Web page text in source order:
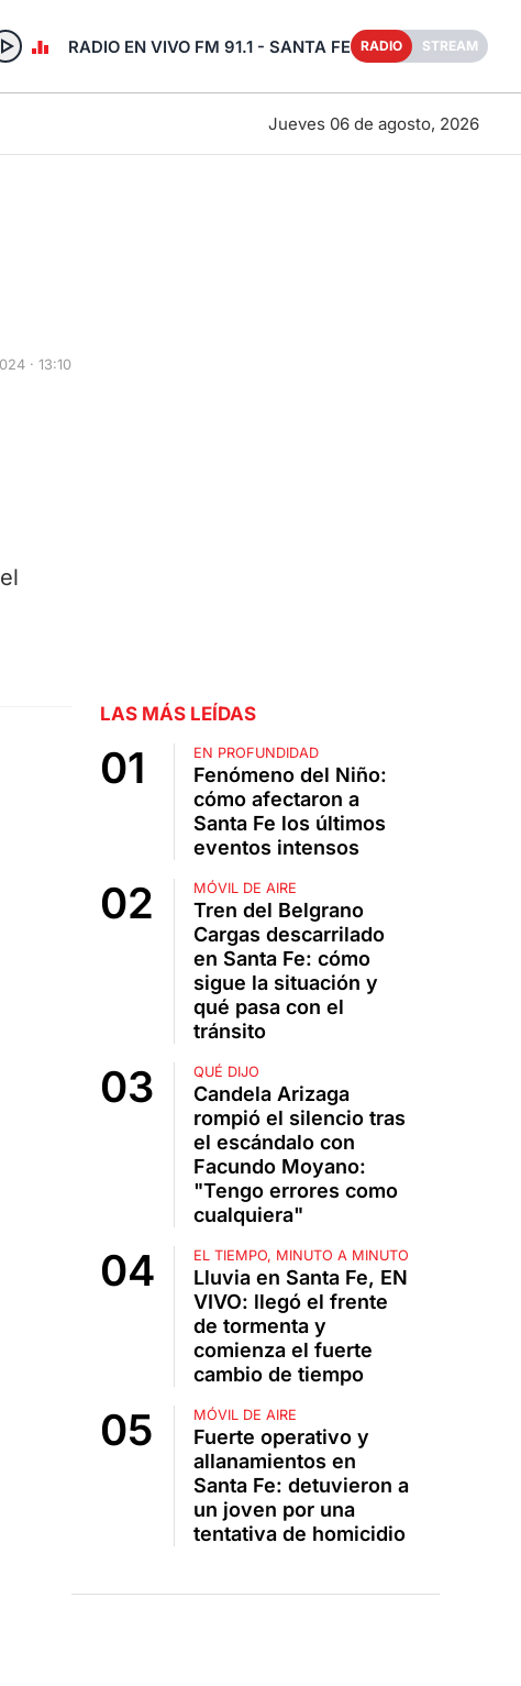
RADIO EN VIVO FM 91.1 - SANTA FE RADIO STREAM
Jueves 06 de agosto, 2026
· 13:10
LAS MÁS LEÍDAS
EN PROFUNDIDAD
Fenómeno del Niño:
cómo afectaron a
Santa Fe los últimos
eventos intensos
MÓVIL DE AIRE
Tren del Belgrano
Cargas descarrilado
en Santa Fe: cómo
sigue la situación y
qué pasa con el
tránsito
QUÉ DIJO
Candela Arizaga
rompió el silencio tras
el escándalo con
Facundo Moyano:
"Tengo errores como
cualquiera"
EL TIEMPO, MINUTO A MINUTO
Lluvia en Santa Fe, EN
VIVO: llegó el frente
de tormenta y
comienza el fuerte
cambio de tiempo
MÓVIL DE AIRE
Fuerte operativo y
allanamientos en
Santa Fe: detuvieron a
un joven por una
tentativa de homicidio